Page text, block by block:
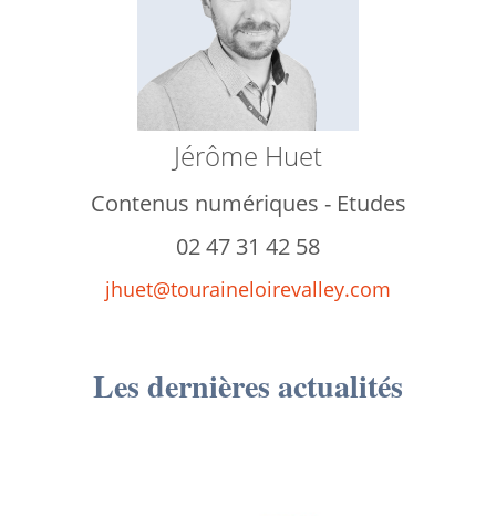
Jérôme Huet
Contenus numériques - Etudes
02 47 31 42 58
jhuet@touraineloirevalley.com
Les dernières actualités